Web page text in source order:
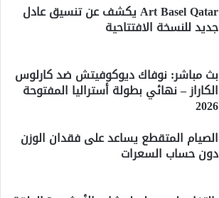
Art Basel Qatar يكشف عن تنسيق عادل
جديد للنسخة الافتتاحية
بث مباشر: نوفاك ديوكوفيتش ضد كارلوس
الكاراز – نهائي بطولة أستراليا المفتوحة
2026
الصيام المتقطع يساعد على فقدان الوزن
دون حساب السعرات